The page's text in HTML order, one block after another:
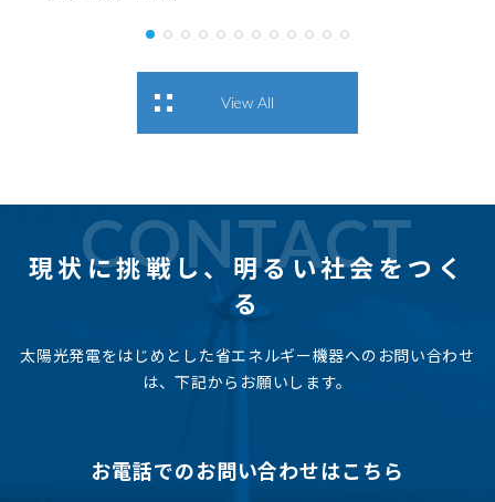
View All
CONTACT
現状に挑戦し、明るい社会をつく
る
太陽光発電をはじめとした省エネルギー機器へのお問い合わせ
は、下記からお願いします。
お電話でのお問い合わせはこちら